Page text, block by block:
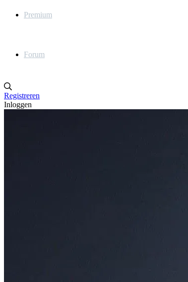
Premium
Forum
Registreren
Inloggen